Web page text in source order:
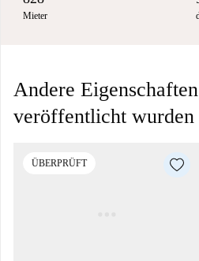
Mieter
Andere
veröffentlicht wurden
ÜBERPRÜFT